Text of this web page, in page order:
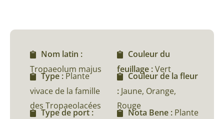
Nom latin :
Tropaeolum majus
Type : Plante
vivace de la famille
des Tropaeolacées
Type de port :
Couleur du
feuillage :Vert
Couleur de la fleur
: Jaune, Orange,
Rouge
Nota Bene : Plante